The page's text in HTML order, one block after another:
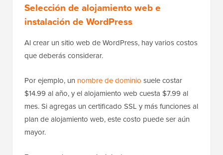
Selección de alojamiento web e
instalación de WordPress
Al crear un sitio web de WordPress, hay varios costos
que deberás considerar.
Por ejemplo, un nombre de dominio suele costar
$14.99 al año, y el alojamiento web cuesta $7.99 al
mes. Si agregas un certificado SSL y más funciones al
plan de alojamiento web, este costo puede ser aún
mayor.